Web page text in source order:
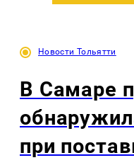
Новости Тольятти
В Самаре
при